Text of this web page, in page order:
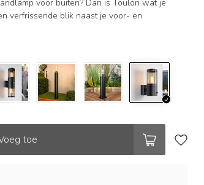
voor buiten? Dan is Toulon wat je
verfrissende blik naast je voor- en
toe